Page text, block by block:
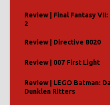
Review | Final Fantasy
2
Review | Directive 8020
Review | 007 First Light
Review | LEGO Batman:
Dunklen Ritters